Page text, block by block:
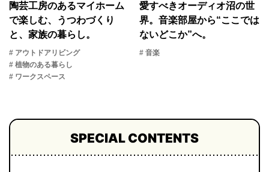
陶芸工房のあるマイホーム
で楽しむ、うつわづくり
と、家族の暮らし。
# アウトドアリビング
# 植物のある暮らし
# ワークスペース
愛すべきオーディオ沼の世
界。音楽部屋から“ここでは
ないどこか”へ。
# 音楽
SPECIAL CONTENTS